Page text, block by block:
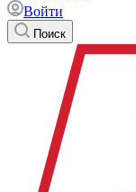
Войти
Поиск